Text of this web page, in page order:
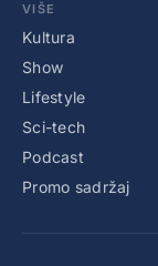
VIŠE
Kultura
Show
Lifestyle
Sci-tech
Podcast
Promo sadržaj